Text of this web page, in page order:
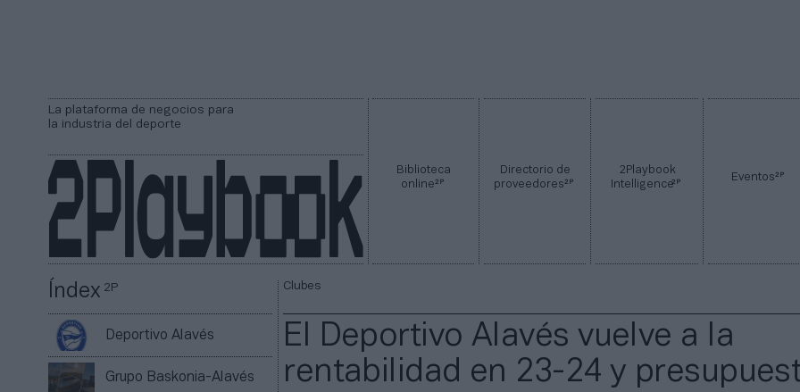
La plataforma de negocios para
la industria del deporte
Biblioteca
online2P
Directorio de
proveedores2P
2Playbook
Intelligence2P Eventos2P
Índex2P
Deportivo Alavés
Grupo Baskonia-Alavés
Clubes
El Deportivo Alavés vuelve a la
rentabilidad en 23-24 y